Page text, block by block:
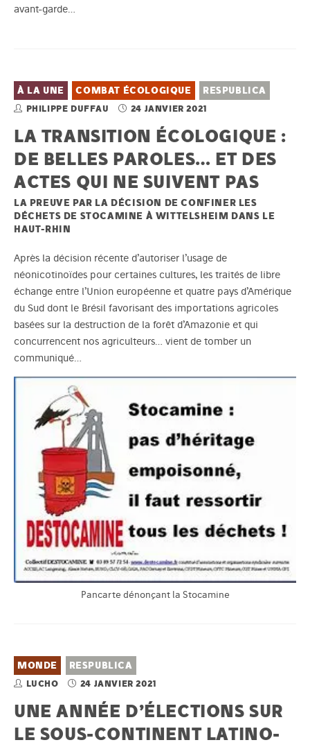
avant-garde…
À LA UNE COMBAT ÉCOLOGIQUE RESPUBLICA
PHILIPPE DUFFAU 24 JANVIER 2021
LA TRANSITION ÉCOLOGIQUE :
DE BELLES PAROLES… ET DES
ACTES QUI NE SUIVENT PAS
LA PREUVE PAR LA DÉCISION DE CONFINER LES
DÉCHETS DE STOCAMINE À WITTELSHEIM DANS LE
HAUT-RHIN
Après la décision récente d’autoriser l’usage de
néonicotinoïdes pour certaines cultures, les traités de libre
échange entre l’Union européenne et quatre pays d’Amérique
du Sud dont le Brésil favorisant des importations agricoles
basées sur la destruction de la forêt d’Amazonie et qui
concurrencent nos agriculteurs… vient de tomber un
communiqué…
Pancarte dénonçant la Stocamine
MONDE RESPUBLICA
LUCHO 24 JANVIER 2021
UNE ANNÉE D’ÉLECTIONS SUR
LE SOUS-CONTINENT LATINO-